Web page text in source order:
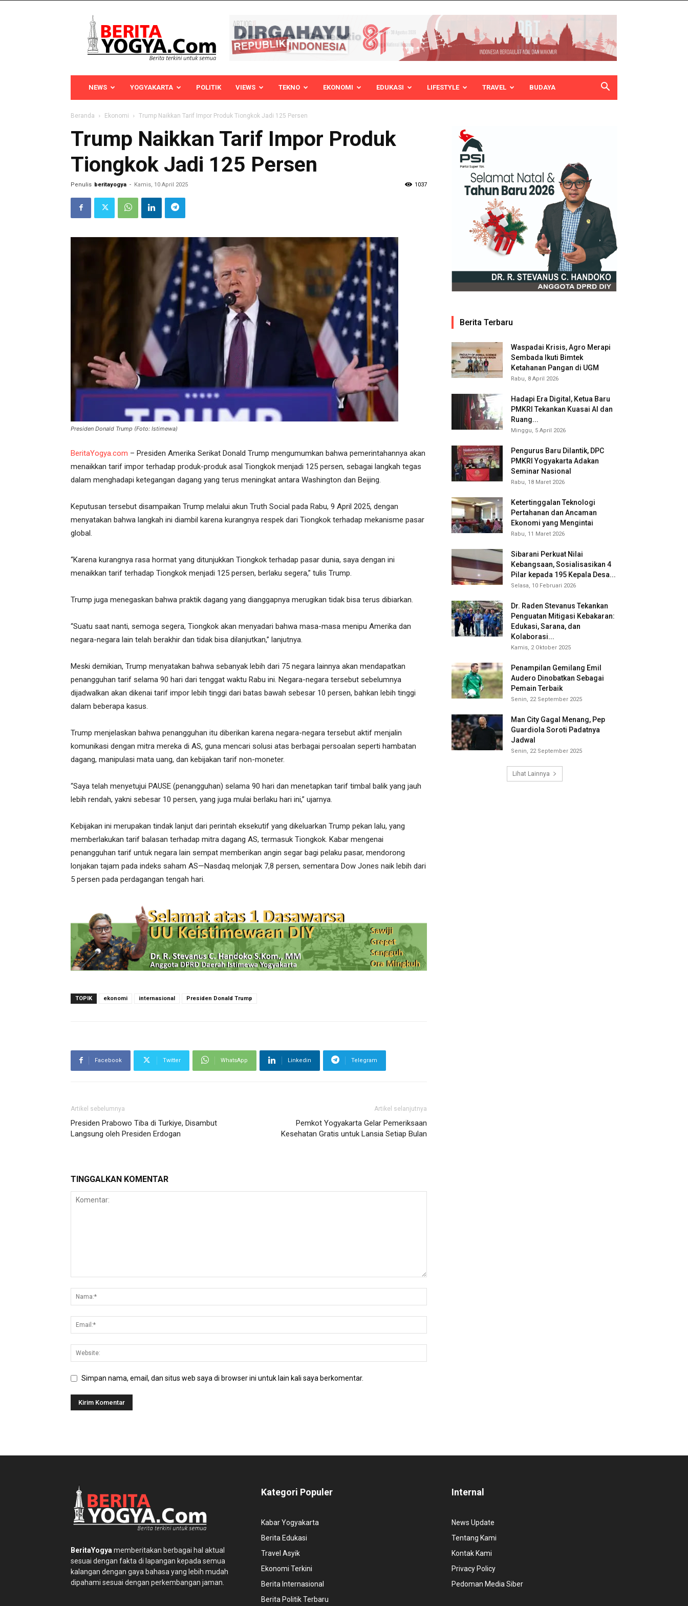
Yogya
NEWS YOGYAKARTA POLITIK VIEWS TEKNO EKONOMI EDUKASI LIFESTYLE TRAVEL BUDAYA
Beranda Ekonomi Trump Naikkan Tarif Impor Produk Tiongkok Jadi 125 Persen
Trump Naikkan Tarif Impor Produk
Tiongkok Jadi 125 Persen
Penulis beritayogya - Kamis, 10 April 2025 1037
Presiden Donald Trump (Foto: Istimewa)
BeritaYogya.com – Presiden Amerika Serikat Donald Trump mengumumkan bahwa pemerintahannya akan
menaikkan tarif impor terhadap produk-produk asal Tiongkok menjadi 125 persen, sebagai langkah tegas
dalam menghadapi ketegangan dagang yang terus meningkat antara Washington dan Beijing.
Keputusan tersebut disampaikan Trump melalui akun Truth Social pada Rabu, 9 April 2025, dengan
menyatakan bahwa langkah ini diambil karena kurangnya respek dari Tiongkok terhadap mekanisme pasar
global.
“Karena kurangnya rasa hormat yang ditunjukkan Tiongkok terhadap pasar dunia, saya dengan ini
menaikkan tarif terhadap Tiongkok menjadi 125 persen, berlaku segera,” tulis Trump.
Trump juga menegaskan bahwa praktik dagang yang dianggapnya merugikan tidak bisa terus dibiarkan.
“Suatu saat nanti, semoga segera, Tiongkok akan menyadari bahwa masa-masa menipu Amerika dan
negara-negara lain telah berakhir dan tidak bisa dilanjutkan,” lanjutnya.
Meski demikian, Trump menyatakan bahwa sebanyak lebih dari 75 negara lainnya akan mendapatkan
penangguhan tarif selama 90 hari dari tenggat waktu Rabu ini. Negara-negara tersebut sebelumnya
dijadwalkan akan dikenai tarif impor lebih tinggi dari batas bawah sebesar 10 persen, bahkan lebih tinggi
dalam beberapa kasus.
Trump menjelaskan bahwa penangguhan itu diberikan karena negara-negara tersebut aktif menjalin
komunikasi dengan mitra mereka di AS, guna mencari solusi atas berbagai persoalan seperti hambatan
dagang, manipulasi mata uang, dan kebijakan tarif non-moneter.
“Saya telah menyetujui PAUSE (penangguhan) selama 90 hari dan menetapkan tarif timbal balik yang jauh
lebih rendah, yakni sebesar 10 persen, yang juga mulai berlaku hari ini,” ujarnya.
Kebijakan ini merupakan tindak lanjut dari perintah eksekutif yang dikeluarkan Trump pekan lalu, yang
memberlakukan tarif balasan terhadap mitra dagang AS, termasuk Tiongkok. Kabar mengenai
penangguhan tarif untuk negara lain sempat memberikan angin segar bagi pelaku pasar, mendorong
lonjakan tajam pada indeks saham AS—Nasdaq melonjak 7,8 persen, sementara Dow Jones naik lebih dari
5 persen pada perdagangan tengah hari.
TOPIK ekonomi internasional Presiden Donald Trump
Facebook Twitter WhatsApp Linkedin Telegram
Artikel sebelumnya
Presiden Prabowo Tiba di Turkiye, Disambut
Langsung oleh Presiden Erdogan
Artikel selanjutnya
Pemkot Yogyakarta Gelar Pemeriksaan
Kesehatan Gratis untuk Lansia Setiap Bulan
TINGGALKAN KOMENTAR
Simpan nama, email, dan situs web saya di browser ini untuk lain kali saya berkomentar.
Berita Terbaru
Waspadai Krisis, Agro Merapi
Sembada Ikuti Bimtek
Ketahanan Pangan di UGM
Rabu, 8 April 2026
Hadapi Era Digital, Ketua Baru
PMKRI Tekankan Kuasai AI dan
Ruang...
Minggu, 5 April 2026
Pengurus Baru Dilantik, DPC
PMKRI Yogyakarta Adakan
Seminar Nasional
Rabu, 18 Maret 2026
Ketertinggalan Teknologi
Pertahanan dan Ancaman
Ekonomi yang Mengintai
Rabu, 11 Maret 2026
Sibarani Perkuat Nilai
Kebangsaan, Sosialisasikan 4
Pilar kepada 195 Kepala Desa...
Selasa, 10 Februari 2026
Dr. Raden Stevanus Tekankan
Penguatan Mitigasi Kebakaran:
Edukasi, Sarana, dan
Kolaborasi...
Kamis, 2 Oktober 2025
Penampilan Gemilang Emil
Audero Dinobatkan Sebagai
Pemain Terbaik
Senin, 22 September 2025
Man City Gagal Menang, Pep
Guardiola Soroti Padatnya
Jadwal
Senin, 22 September 2025
Lihat Lainnya
BeritaYogya memberitakan berbagai hal aktual
sesuai dengan fakta di lapangan kepada semua
kalangan dengan gaya bahasa yang lebih mudah
dipahami sesuai dengan perkembangan jaman.
Kategori Populer
Kabar Yogyakarta
Berita Edukasi
Travel Asyik
Ekonomi Terkini
Berita Internasional
Berita Politik Terbaru
Internal
News Update
Tentang Kami
Kontak Kami
Privacy Policy
Pedoman Media Siber